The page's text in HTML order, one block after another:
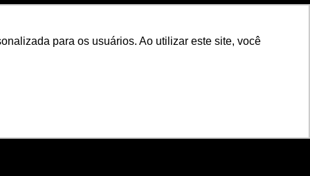
para os usuários. Ao utilizar este site, você